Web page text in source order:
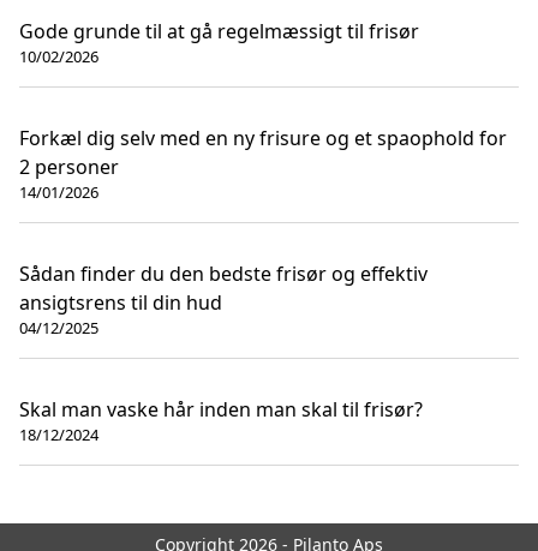
Gode grunde til at gå regelmæssigt til frisør
10/02/2026
Forkæl dig selv med en ny frisure og et spaophold for
2 personer
14/01/2026
Sådan finder du den bedste frisør og effektiv
ansigtsrens til din hud
04/12/2025
Skal man vaske hår inden man skal til frisør?
18/12/2024
Copyright 2026 - Pilanto Aps